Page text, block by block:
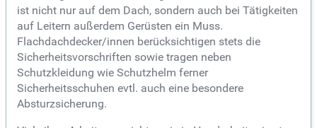
ist nicht nur auf dem Dach, sondern auch bei Tätigkeiten
auf Leitern außerdem Gerüsten ein Muss.
Flachdachdecker/innen berücksichtigen stets die
Sicherheitsvorschriften sowie tragen neben
Schutzkleidung wie Schutzhelm ferner
Sicherheitsschuhen evtl. auch eine besondere
Absturzsicherung.